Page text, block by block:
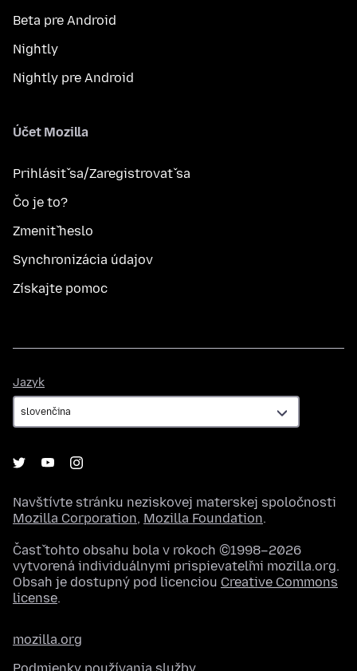
Beta pre Android
Nightly
Nightly pre Android
Účet Mozilla
Prihlásiť sa/Zaregistrovať sa
Čo je to?
Zmeniť heslo
Synchronizácia údajov
Získajte pomoc
Jazyk
Navštívte stránku neziskovej materskej spoločnosti
Mozilla Corporation, Mozilla Foundation.
Časť tohto obsahu bola v rokoch ©1998–2026
vytvorená individuálnymi prispievateľmi mozilla.org.
Obsah je dostupný pod licenciou Creative Commons
license.
mozilla.org